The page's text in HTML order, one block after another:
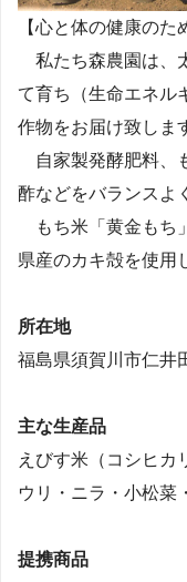
【心と体の健康のた
私たち森農園は、
て育ち（生命エネル
作物をお届け致しま
自家製発酵肥料、
酢などをバランスよ
もち米「黄金もち
県産のカキ殻を使用
所在地
福島県須賀川市仁井
主な生産品
えびす米（コシヒカ
ウリ・ニラ・小松菜
提携商品